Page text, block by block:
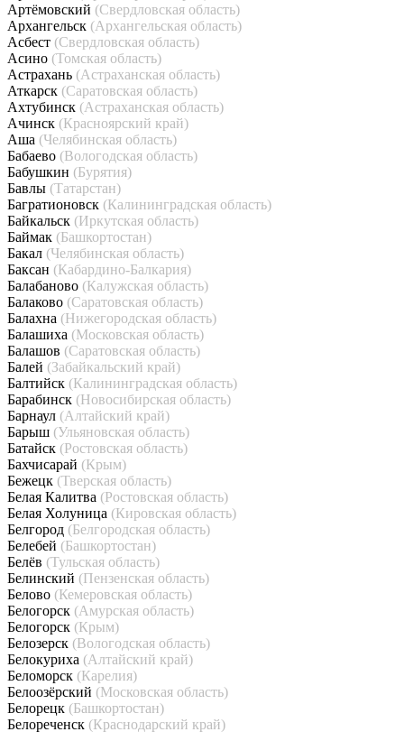
Артёмовский (Свердловская область)
Архангельск (Архангельская область)
Асбест (Свердловская область)
Асино (Томская область)
Астрахань (Астраханская область)
Аткарск (Саратовская область)
Ахтубинск (Астраханская область)
Ачинск (Красноярский край)
Аша (Челябинская область)
Бабаево (Вологодская область)
Бабушкин (Бурятия)
Бавлы (Татарстан)
Багратионовск (Калининградская область)
Байкальск (Иркутская область)
Баймак (Башкортостан)
Бакал (Челябинская область)
Баксан (Кабардино-Балкария)
Балабаново (Калужская область)
Балаково (Саратовская область)
Балахна (Нижегородская область)
Балашиха (Московская область)
Балашов (Саратовская область)
Балей (Забайкальский край)
Балтийск (Калининградская область)
Барабинск (Новосибирская область)
Барнаул (Алтайский край)
Барыш (Ульяновская область)
Батайск (Ростовская область)
Бахчисарай (Крым)
Бежецк (Тверская область)
Белая Калитва (Ростовская область)
Белая Холуница (Кировская область)
Белгород (Белгородская область)
Белебей (Башкортостан)
Белёв (Тульская область)
Белинский (Пензенская область)
Белово (Кемеровская область)
Белогорск (Амурская область)
Белогорск (Крым)
Белозерск (Вологодская область)
Белокуриха (Алтайский край)
Беломорск (Карелия)
Белоозёрский (Московская область)
Белорецк (Башкортостан)
Белореченск (Краснодарский край)